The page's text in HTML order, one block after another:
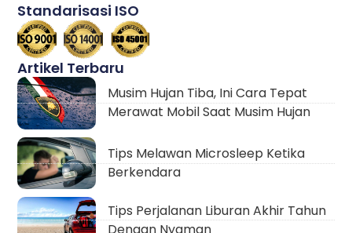
Artikel Terbaru
Musim Hujan Tiba, Ini Cara Tepat
Merawat Mobil Saat Musim Hujan
Tips Melawan Microsleep Ketika
Berkendara
Tips Perjalanan Liburan Akhir Tahun
Dengan Nyaman
Standarisasi ISO